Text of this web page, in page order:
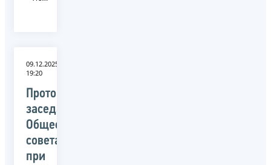
09.12.2025
19:20
Протокол
заседания
Общественного
совета
при